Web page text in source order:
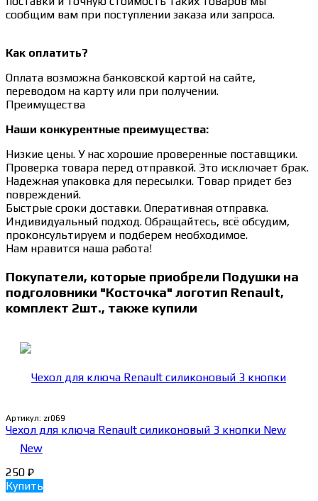
сообщим вам при поступлении заказа или запроса.
Как оплатить?
Оплата возможна банковской картой на сайте,
переводом на карту или при получении.
Преимущества
Наши конкурентные преимущества:
Низкие цены. У нас хорошие проверенные поставщики.
Проверка товара перед отправкой. Это исключает брак.
Надежная упаковка для пересылки. Товар придет без
повреждений.
Быстрые сроки доставки. Оперативная отправка.
Индивидуальный подход. Обращайтесь, всё обсудим,
проконсультируем и подберем необходимое.
Нам нравится наша работа!
Покупатели, которые приобрели Подушки на
подголовники "Косточка" логотип Renault,
комплект 2шт., также купили
Артикул: zr069
Чехол для ключа Renault силиконовый 3 кнопки New
250 ₽
Купить